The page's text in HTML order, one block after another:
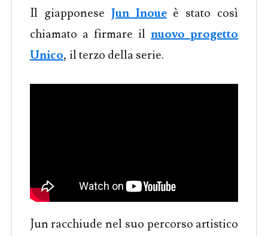
Il giapponese Jun Inoueè stato così
chiamato a firmare ilnuovo progetto
Unico, il terzo della serie.
Jun racchiude nel suo percorso artistico